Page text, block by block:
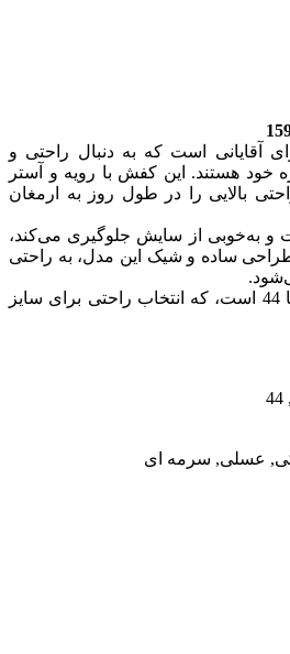
آقایانی است که به دنبال راحتی و
هستند. این کفش با رویه و آستر
بالایی را در طول روز به ارمغان
و به‌خوبی از سایش جلوگیری می‌کند،
طراحی ساده و شیک این مدل، به راحتی
سایزبندی این کفش از 40 تا 44 است، که انتخاب راحتی برای سایز
عسلی, سرمه ای